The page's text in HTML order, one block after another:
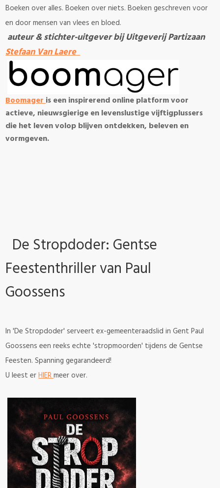
Boeken over alles. Boeken over niets. Boeken geschreven voor
en door mensen van vlees en bloed.
auteur & stichter-uitgever bij Uitgeverij Partizaan
Stefaan Van Laere
Boomageris een inspirerend online platform voor
actieve, nieuwsgierige en levenslustige vijftigplussers
die het leven volop blijven ontdekken, beleven en
vormgeven.
De Stropdoder: Gentse
Feestenthriller van Paul
Goossens
In 'De Stropdoder' serveert ex-gemeenteraadslid in Gent Paul
Goossens een reeks echte 'stropmoorden' tijdens de Gentse
Feesten. Spanning gegarandeerd!
U leest erHIERmeer over.